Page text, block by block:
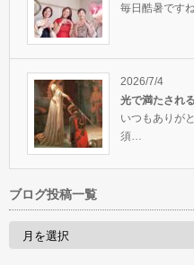
毎日酷暑ですね
2026/7/4
光で満たされ
いつもありが
須…
ブログ投稿一覧